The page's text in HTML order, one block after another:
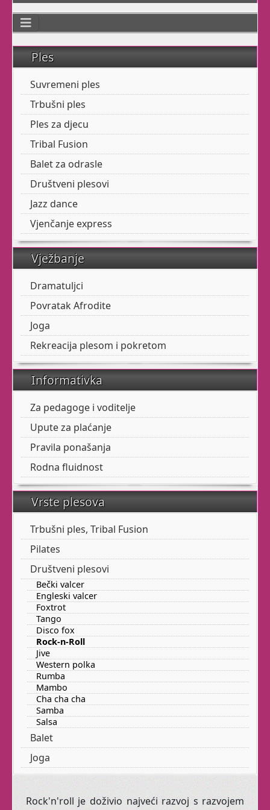
fleksibilnost,
koordinaciju, preciznost,
dodate elemente plesova
Flamenca, dobijete Tribal
Fusion.
Mističniji, s naglašenom
kostimografijom, ne
može vas ostaviti
ravnodušnima.
Kad Vam se koža naježi
dok plešete, znači da
za svoju dušu.
Baletza odrasle
Da, za Vas! Baš Vas!
Stari ste? Zahrđali?
dvije lijeve? Muško ste?
Debeli, mršavi, visoki,
niski, u prolazu, stranac
Da, baš za Vas s užitkom
vodimo baletni class.
Dođite:srijedom17:30-
nikakone odgovaraju
Ples
Suvremeni ples
Trbušni ples
Ples za djecu
Tribal Fusion
Balet za odrasle
Društveni plesovi
Jazz dance
Vjenčanje express
Vježbanje
Dramatuljci
Povratak Afrodite
Joga
Rekreacija plesom i pokretom
Informativka
Za pedagoge i voditelje
Upute za plaćanje
Pravila ponašanja
Rodna fluidnost
Vrste plesova
Trbušni ples, Tribal Fusion
Pilates
Društveni plesovi
Bečki valcer
Engleski valcer
Foxtrot
Tango
Disco fox
Rock-n-Roll
Jive
Western polka
Rumba
Mambo
Cha cha cha
Samba
Salsa
Balet
Joga
Rock'n'roll je doživio najveći razvoj s razvojem